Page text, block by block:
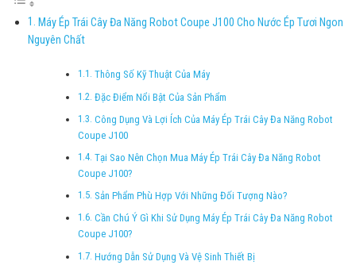
Máy Ép Trái Cây Đa Năng Robot Coupe J100 Cho Nước Ép Tươi Ngon
Nguyên Chất
Thông Số Kỹ Thuật Của Máy
Đặc Điểm Nổi Bật Của Sản Phẩm
Công Dụng Và Lợi Ích Của Máy Ép Trái Cây Đa Năng Robot
Coupe J100
Tại Sao Nên Chọn Mua Máy Ép Trái Cây Đa Năng Robot
Coupe J100?
Sản Phẩm Phù Hợp Với Những Đối Tượng Nào?
Cần Chú Ý Gì Khi Sử Dụng Máy Ép Trái Cây Đa Năng Robot
Coupe J100?
Hướng Dẫn Sử Dụng Và Vệ Sinh Thiết Bị